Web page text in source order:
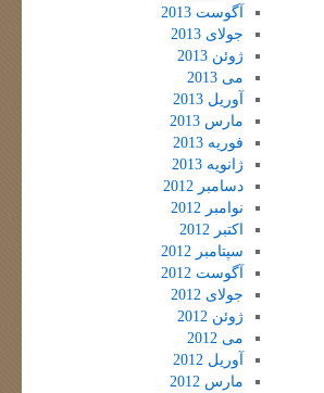
آگوست 2013
جولای 2013
ژوئن 2013
می 2013
آوریل 2013
مارس 2013
فوریه 2013
ژانویه 2013
دسامبر 2012
نوامبر 2012
اکتبر 2012
سپتامبر 2012
آگوست 2012
جولای 2012
ژوئن 2012
می 2012
آوریل 2012
مارس 2012